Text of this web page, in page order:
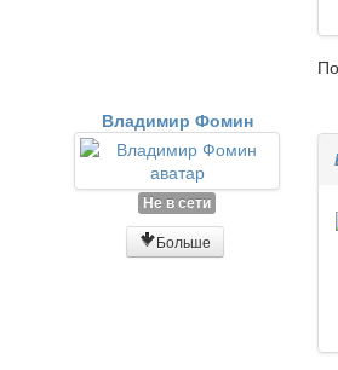
Владимир Фомин
Не в сети
Больше